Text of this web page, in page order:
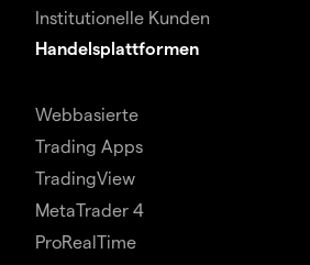
Institutionelle Kunden
Handelsplattformen
Webbasierte
Trading Apps
TradingView
MetaTrader 4
ProRealTime